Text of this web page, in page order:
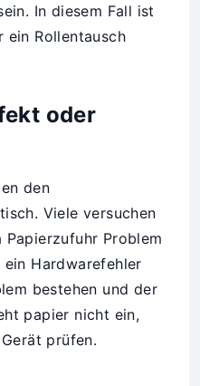
In diesem Fall ist
ein Rollentausch
oder
den
Viele versuchen
Problem
Hardwarefehler
bestehen und der
papier nicht ein,
prüfen.